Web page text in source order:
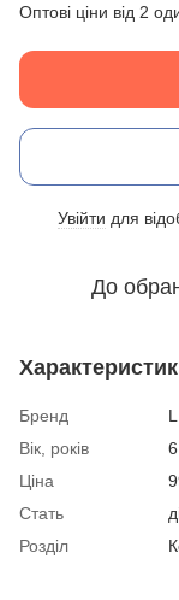
Оптові ціни від 2
Увійти для
До
Бренд
Вік, років
Ціна
Стать
Розділ